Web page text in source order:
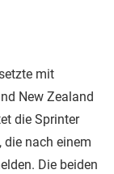
mit
New Zealand
die Sprinter
die nach einem
Die beiden